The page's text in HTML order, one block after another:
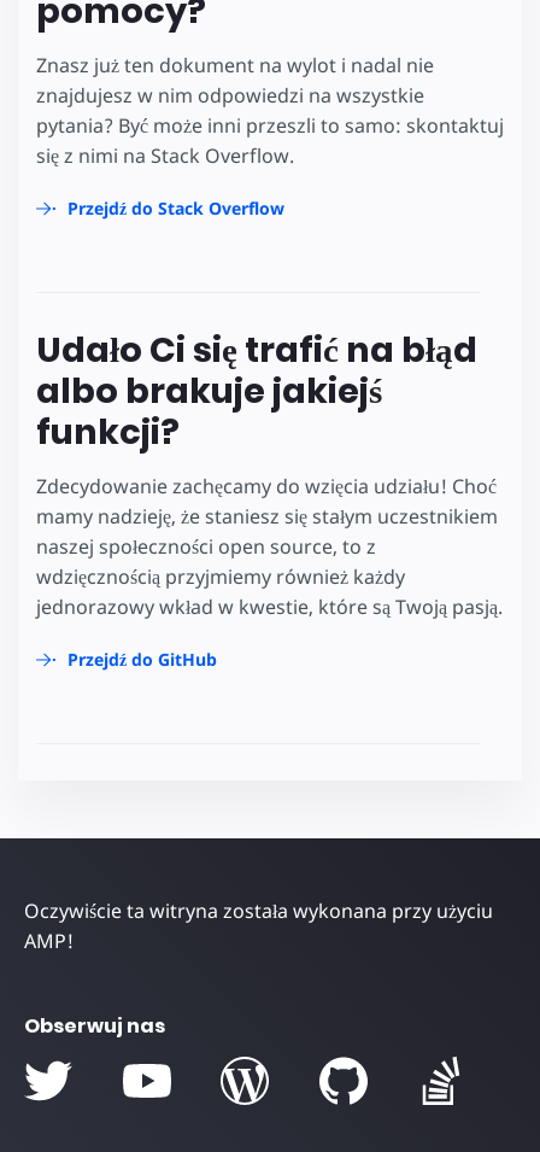
pomocy?
Znasz już ten dokument na wylot i nadal nie
znajdujesz w nim odpowiedzi na wszystkie
pytania? Być może inni przeszli to samo: skontaktuj
się z nimi na Stack Overflow.
Przejdź do Stack Overflow
Udało Ci się trafić na błąd
albo brakuje jakiejś
funkcji?
Zdecydowanie zachęcamy do wzięcia udziału! Choć
mamy nadzieję, że staniesz się stałym uczestnikiem
naszej społeczności open source, to z
wdzięcznością przyjmiemy również każdy
jednorazowy wkład w kwestie, które są Twoją pasją.
Przejdź do GitHub
Oczywiście ta witryna została wykonana przy użyciu
AMP!
Obserwuj nas